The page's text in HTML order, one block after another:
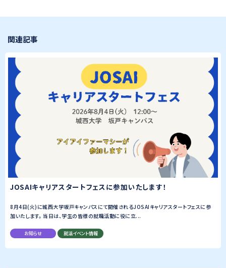
関連記事
JOSAIキャリアスタートフェスに参加いたします！
8月4日(火)に城西大学坂戸キャンパスにて開催されるJOSAIキャリアスタートフェスに参
加いたします。 当日は、学生の皆様の就職活動に役に立...
お知らせ 就活イベント情報